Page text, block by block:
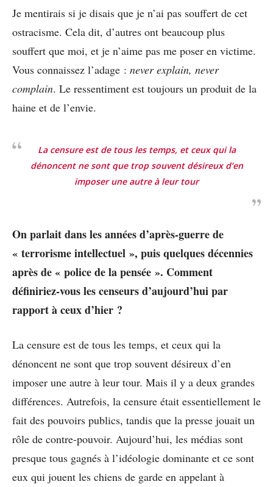
Je mentirais si je disais que je n’ai pas souffert de cet
ostracisme. Cela dit, d’autres ont beaucoup plus
souffert que moi, et je n’aime pas me poser en victime.
Vous connaissez l’adage : never explain, never
complain. Le ressentiment est toujours un produit de la
haine et de l’envie.
La censure est de tous les temps, et ceux qui la
dénoncent ne sont que trop souvent désireux d’en
imposer une autre à leur tour
On parlait dans les années d’après-guerre de
« terrorisme intellectuel », puis quelques décennies
après de « police de la pensée ». Comment
définiriez-vous les censeurs d’aujourd’hui par
rapport à ceux d’hier ?
La censure est de tous les temps, et ceux qui la
dénoncent ne sont que trop souvent désireux d’en
imposer une autre à leur tour. Mais il y a deux grandes
différences. Autrefois, la censure était essentiellement le
fait des pouvoirs publics, tandis que la presse jouait un
rôle de contre-pouvoir. Aujourd’hui, les médias sont
presque tous gagnés à l’idéologie dominante et ce sont
eux qui jouent les chiens de garde en appelant à